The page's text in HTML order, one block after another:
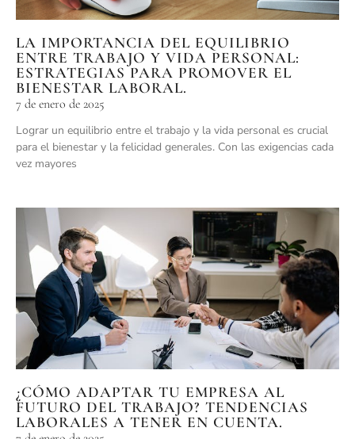
LA IMPORTANCIA DEL EQUILIBRIO
ENTRE TRABAJO Y VIDA PERSONAL:
ESTRATEGIAS PARA PROMOVER EL
BIENESTAR LABORAL.
7 de enero de 2025
Lograr un equilibrio entre el trabajo y la vida personal es crucial
para el bienestar y la felicidad generales. Con las exigencias cada
vez mayores
¿CÓMO ADAPTAR TU EMPRESA AL
FUTURO DEL TRABAJO? TENDENCIAS
LABORALES A TENER EN CUENTA.